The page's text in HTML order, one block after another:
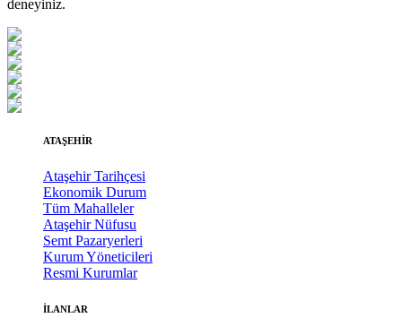
deneyiniz.
ATAŞEHİR
Ataşehir Tarihçesi
Ekonomik Durum
Tüm Mahalleler
Ataşehir Nüfusu
Semt Pazaryerleri
Kurum Yöneticileri
Resmi Kurumlar
İLANLAR